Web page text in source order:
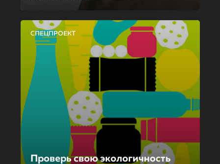
СПЕЦПРОЕКТ
Проверь свою экологичность